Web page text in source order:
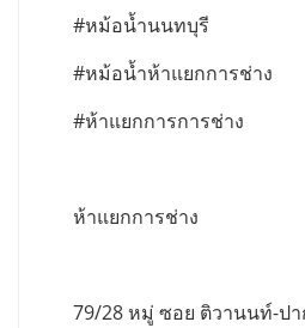
#หม้อน้ำนนทบุรี
#หม้อน้ำห้าแยกการช่าง
#ห้าแยกการการช่าง
ห้าแยกการช่าง
79/28 หมู่ ซอย ติวานนท์-ป